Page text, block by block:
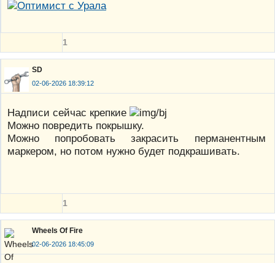
1
SD
02-06-2026 18:39:12
Надписи сейчас крепкие
Можно повредить покрышку.
Можно попробовать закрасить перманентным
маркером, но потом нужно будет подкрашивать.
1
Wheels Of Fire
02-06-2026 18:45:09